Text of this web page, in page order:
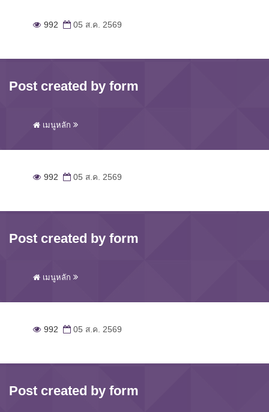
992 05 ส.ค. 2569
Post created by form
เมนูหลัก
992 05 ส.ค. 2569
Post created by form
เมนูหลัก
992 05 ส.ค. 2569
Post created by form